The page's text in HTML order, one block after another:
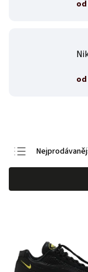
od
od
Nejlevnější
Nejdražší